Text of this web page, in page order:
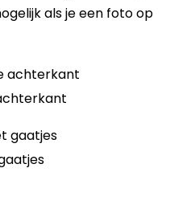
als je een foto op